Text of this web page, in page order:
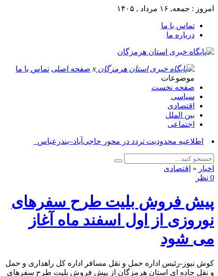
امروز : جمعه, ۱۶ مرداد , ۱۴۰۵
تماس با ما
درباره ما
x صفحه اصلی تماس با ما
موضوعات
صفحه نخست
سیاسی
اقتصادی
بین الملل
اجتماعی
آس_
اخبار « اقتصادی
0 نظر
پیش فروش بلیت طرح سفرهای
نوروزی از اول اسفند ماه آغاز
می شود
کوش نیوز-رئیس اداره حمل و نقل مسافر اداره کل راهداری و حمل
و نقل جاده ای استان هرمزگان از پیش فروش بلیت طرح سفرهای